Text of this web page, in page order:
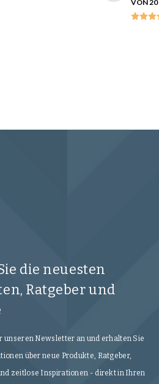
VON 20
die neuesten
Ratgeber und
unseren Newsletter an und erhalten Sie
über neue Produkte, Ratgeber,
zeitlose Inspirationen - direkt in Ihren